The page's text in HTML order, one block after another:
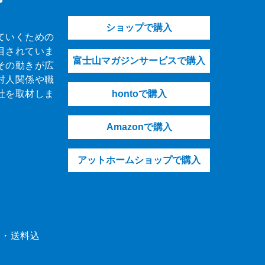
いくための
されていま
の動きが広
人関係や職
を取材しま
送料込
ショップで購入
富士山マガジンサービスで購入
hontoで購入
Amazonで購入
アットホームショップで購入